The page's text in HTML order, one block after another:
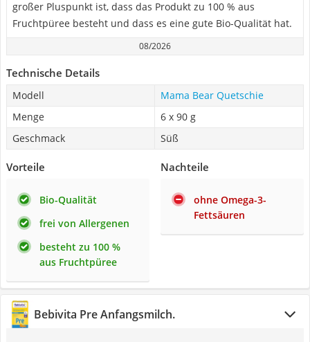
großer Pluspunkt ist, dass das Produkt zu 100 % aus
Fruchtpüree besteht und dass es eine gute Bio-Qualität hat.
08/2026
Technische Details
Modell
Mama Bear Quetschie
Menge
6 x 90 g
Geschmack
Süß
Vorteile
Bio-Qualität
frei von Allergenen
besteht zu 100 %
aus Fruchtpüree
Nachteile
ohne Omega-3-
Fettsäuren
Bebivita Pre Anfangsmilch.